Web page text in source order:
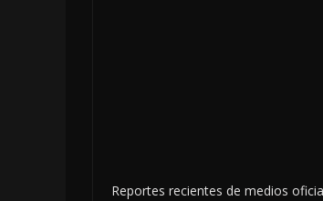
Reportes recientes de medios